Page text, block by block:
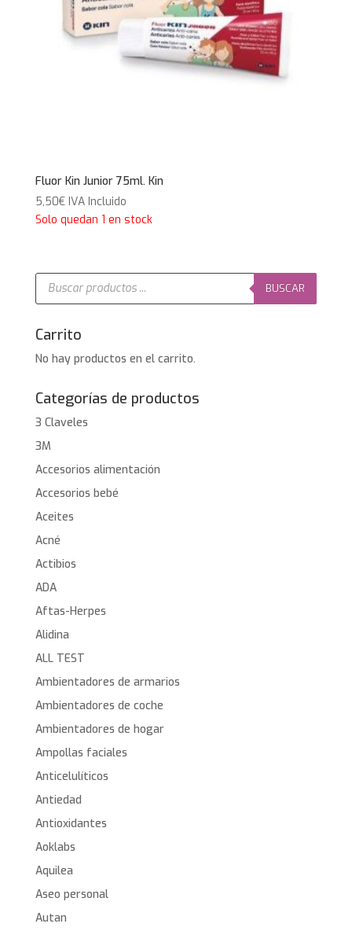
Fluor Kin Junior 75ml. Kin
5,50€ IVA Incluido
Solo quedan 1 en stock
Búsqueda
productos
BUSCAR
Carrito
No hay productos en el carrito.
Categorías de productos
3 Claveles
3M
Accesorios alimentación
Accesorios bebé
Aceites
Acné
Actibios
ADA
Aftas-Herpes
Alidina
ALL TEST
Ambientadores de armarios
Ambientadores de coche
Ambientadores de hogar
Ampollas faciales
Anticelulíticos
Antiedad
Antioxidantes
Aoklabs
Aquilea
Aseo personal
Autan